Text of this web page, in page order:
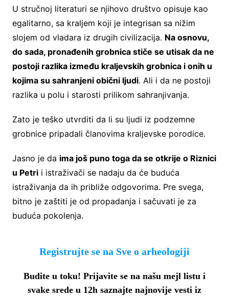
U stručnoj literaturi se njihovo društvo opisuje kao
egalitarno, sa kraljem koji je integrisan sa nižim
slojem od vladara iz drugih civilizacija. Na osnovu,
do sada, pronađenih grobnica stiče se utisak da ne
postoji razlika između kraljevskih grobnica i onih u
kojima su sahranjeni obični ljudi. Ali i da ne postoji
razlika u polu i starosti prilikom sahranjivanja.
Zato je teško utvrditi da li su ljudi iz podzemne
grobnice pripadali članovima kraljevske porodice.
Jasno je da ima još puno toga da se otkrije o Riznici
u Petrii istraživači se nadaju da će buduća
istraživanja da ih približe odgovorima. Pre svega,
bitno je zaštiti je od propadanja i sačuvati je za
buduća pokolenja.
Registrujte se na Sve o arheologiji
Budite u toku! Prijavite se na našu mejl listu i
svake srede u 12h saznajte najnovije vesti iz